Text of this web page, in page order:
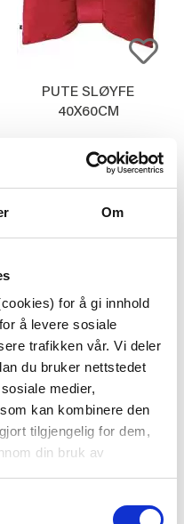
Om
for å gi innhold
å levere sosiale
trafikken vår. Vi deler
du bruker nettstedet
medier,
kan kombinere den
tilgjengelig for dem,
din bruk av
PUTE SLØYFE
40X60CM
KJØP
KRANS MED EPLER
33CM
KJØP